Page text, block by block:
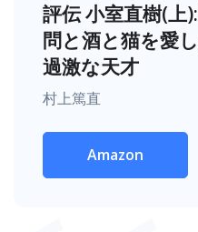
評伝 小室直樹(上
問と酒と猫を愛
過激な天才
村上篤直
Amazon